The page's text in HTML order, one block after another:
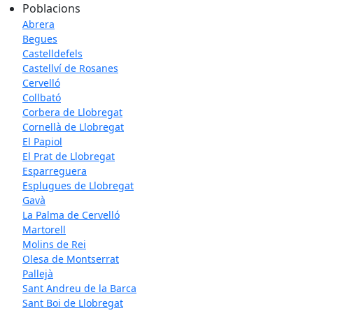
Poblacions
Abrera
Begues
Castelldefels
Castellví de Rosanes
Cervelló
Collbató
Corbera de Llobregat
Cornellà de Llobregat
El Papiol
El Prat de Llobregat
Esparreguera
Esplugues de Llobregat
Gavà
La Palma de Cervelló
Martorell
Molins de Rei
Olesa de Montserrat
Pallejà
Sant Andreu de la Barca
Sant Boi de Llobregat